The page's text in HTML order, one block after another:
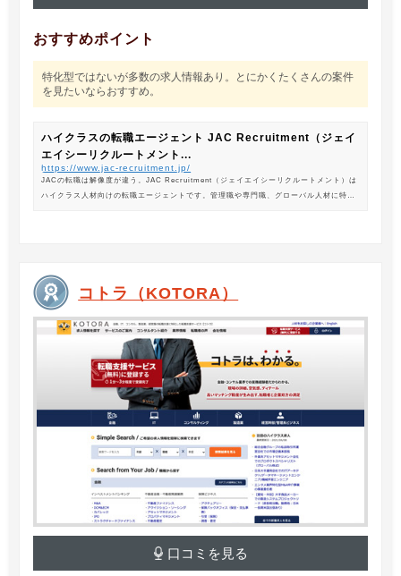
おすすめポイント
特化型ではないが多数の求人情報あり。とにかくたくさんの案件
を見たいならおすすめ。
ハイクラスの転職エージェント JAC Recruitment（ジェイ
エイシーリクルートメント...
https://www.jac-recruitment.jp/
JACの転職は解像度が違う。JAC Recruitment（ジェイエイシーリクルートメント）は
ハイクラス人材向けの転職エージェントです。管理職や専門職、グローバル人材に特化
コトラ（KOTORA）
口コミを見る